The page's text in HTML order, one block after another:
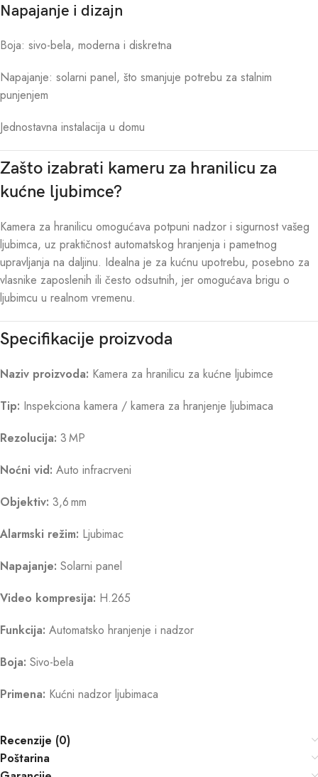
Napajanje i dizajn
Boja: sivo-bela, moderna i diskretna
Napajanje: solarni panel, što smanjuje potrebu za stalnim
punjenjem
Jednostavna instalacija u domu
Zašto izabrati kameru za hranilicu za
kućne ljubimce?
Kamera za hranilicu omogućava potpuni nadzor i sigurnost vašeg
ljubimca, uz praktičnost automatskog hranjenja i pametnog
upravljanja na daljinu. Idealna je za kućnu upotrebu, posebno za
vlasnike zaposlenih ili često odsutnih, jer omogućava brigu o
ljubimcu u realnom vremenu.
Specifikacije proizvoda
Naziv proizvoda: Kamera za hranilicu za kućne ljubimce
Tip: Inspekciona kamera / kamera za hranjenje ljubimaca
Rezolucija: 3 MP
Noćni vid: Auto infracrveni
Objektiv: 3,6 mm
Alarmski režim: Ljubimac
Napajanje: Solarni panel
Video kompresija: H.265
Funkcija: Automatsko hranjenje i nadzor
Boja: Sivo-bela
Primena: Kućni nadzor ljubimaca
Recenzije (0)
Poštarina